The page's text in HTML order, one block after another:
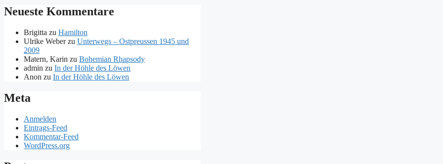
Neueste Kommentare
Brigitta zu Hamilton
Ulrike Weberzu Unterwegs – Ostpreussen 1945 und
2009
Matern, Karin zu Bohemian Rhapsody
admin zu In der Höhle des Löwen
Anon zu In der Höhle des Löwen
Meta
Anmelden
Eintrags-Feed
Kommentar-Feed
WordPress.org